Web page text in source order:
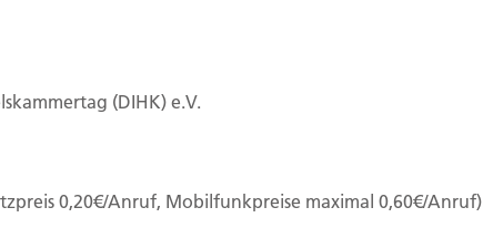
durch den fortschreitenden
unverzichtbar, Deshalb
(DIHK) e.V.
0,20€/Anruf, Mobilfunkpreise maximal 0,60€/Anruf)